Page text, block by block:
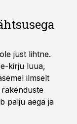
just lihtne.
kirju luua,
ilmselt
palju aega ja